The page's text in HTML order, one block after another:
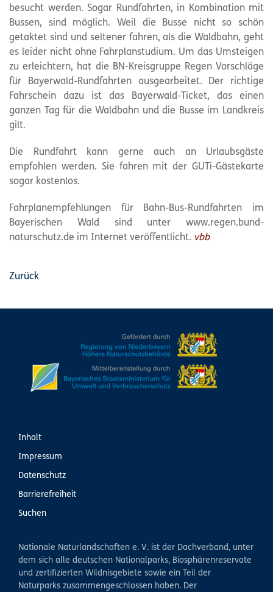
besucht werden. Sogar Rundfahrten, in Kombination mit
Bussen, sind möglich. Weil die Busse nicht so schön
getaktet sind und seltener fahren, als die Waldbahn, geht
es leider nicht ohne Fahrplanstudium. Um das Umsteigen
zu erleichtern, hat die BN-Kreisgruppe Regen Vorschläge
für Bayerwald-Rundfahrten ausgearbeitet. Der richtige
Fahrschein dazu ist das Bayerwald-Ticket, das einen
ganzen Tag für die Waldbahn und die Busse im Landkreis
gilt.
Die Rundfahrt kann gerne auch an Urlaubsgäste
empfohlen werden. Sie fahren mit der GUTi-Gästekarte
sogar kostenlos.
Fahrplanempfehlungen für Bahn-Bus-Rundfahrten im
Bayerischen Wald sind unter www.regen.bund-
naturschutz.de im Internet veröffentlicht. vbb
Zurück
Inhalt
Impressum
Datenschutz
Barrierefreiheit
Suchen
Nationale Naturlandschaften e. V. ist der Dachverband, unter
dem sich alle deutschen Nationalparks, Biosphärenreservate
und zertifizierten Wildnisgebiete sowie ein Teil der
Naturparks zusammengeschlossen haben. Der